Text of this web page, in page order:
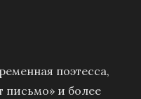
поэтесса,
письмо» и более